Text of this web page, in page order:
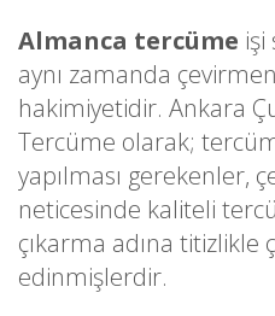
Almanca tercüme işi
aynı zamanda
hakimiyetidir. Ankara
Tercüme olarak;
yapılması gerekenler,
neticesinde kaliteli
çıkarma adına titizlikle
edinmişlerdir.